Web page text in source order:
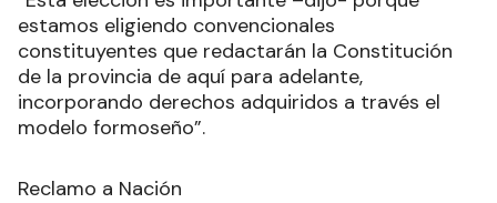
estamos eligiendo convencionales
constituyentes que redactarán la Constitución
de la provincia de aquí para adelante,
incorporando derechos adquiridos a través el
modelo formoseño”.
Reclamo a Nación